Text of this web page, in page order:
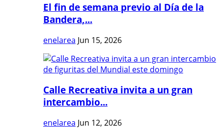
El fin de semana previo al Día de la
Bandera,...
enelarea Jun 15, 2026
Calle Recreativa invita a un gran
intercambio...
enelarea Jun 12, 2026